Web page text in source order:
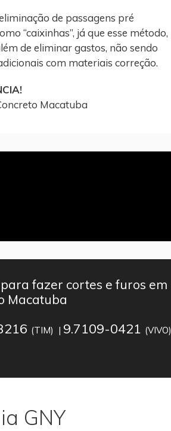
de passagens pré
“caixinhas”, já que esse método,
de eliminar gastos, não sendo
com materiais correção.
Macatuba
fazer cortes e furos em
Macatuba
(TIM) | 9.7109-0421 (VIVO)
GNY